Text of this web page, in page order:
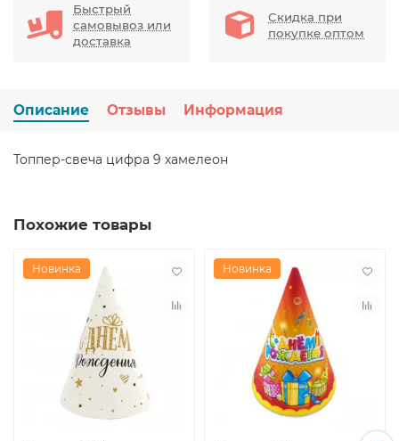
Быстрый
самовывоз или
доставка
Скидка при
покупке оптом
Описание Отзывы Информация
Топпер-свеча цифра 9 хамелеон
Похожие товары
Новинка Новинка